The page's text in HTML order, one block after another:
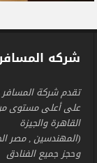
شركه
تقدم شركة
على أعلى مستوى
القاهرة والجيزة
(المهندسين , مصر
وحجز جميع الفنادق